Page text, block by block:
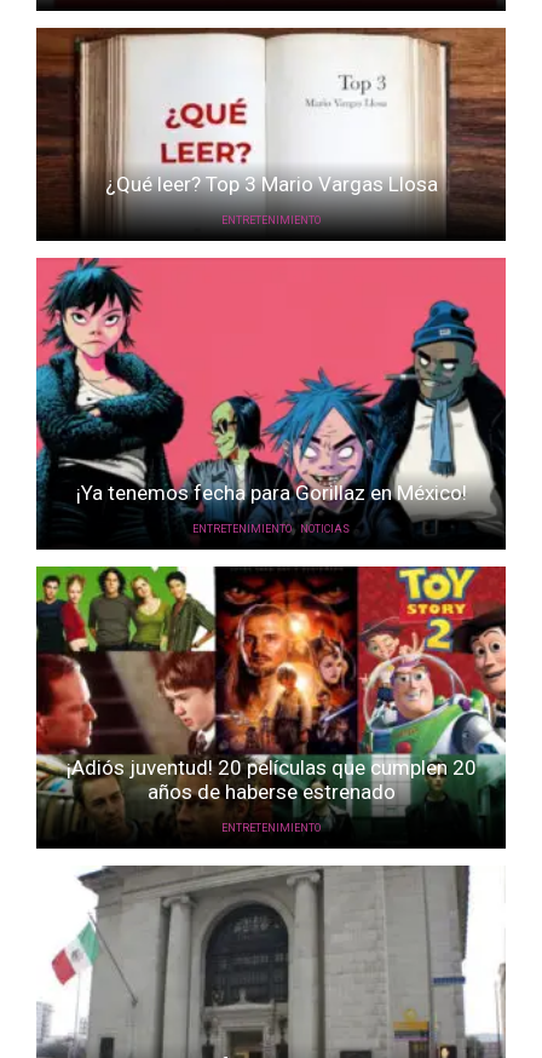
¿Qué leer? Top 3 Mario Vargas Llosa
ENTRETENIMIENTO
¡Ya tenemos fecha para Gorillaz en México!
ENTRETENIMIENTO, NOTICIAS
¡Adiós juventud! 20 películas que cumplen 20
años de haberse estrenado
ENTRETENIMIENTO